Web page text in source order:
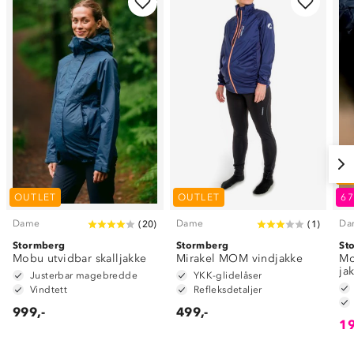
OUTLET
Dame ( 20)
Stormberg
Mobu utvidbar skalljakke
Justerbar magebredde
Vindtett
999,-
OUTLET
Dame ( 1 )
Stormberg
Mirakel MOM vindjakke
YKK-glidelåser
Refleksdetaljer
499,-